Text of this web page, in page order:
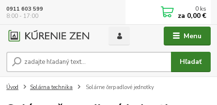
Menu
Hľadať
0911 603 599
8:00 - 17:00
0 ks
za 0,00 €
Úvod Solárna technika Solárne čerpadlové jednotky